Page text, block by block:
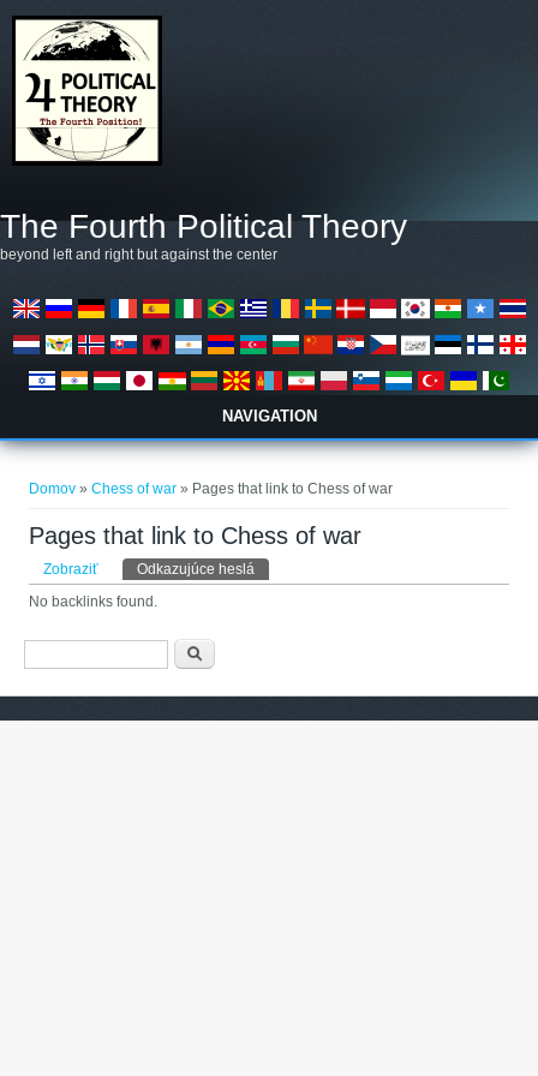
The Fourth Political Theory
beyond left and right but against the center
NAVIGATION
Domov »Chess of war » Pages that link to Chess of war
Pages that link to Chess of war
Primárne karty
Zobraziť Odkazujúce heslá
No backlinks found.
Vyhľadávanie